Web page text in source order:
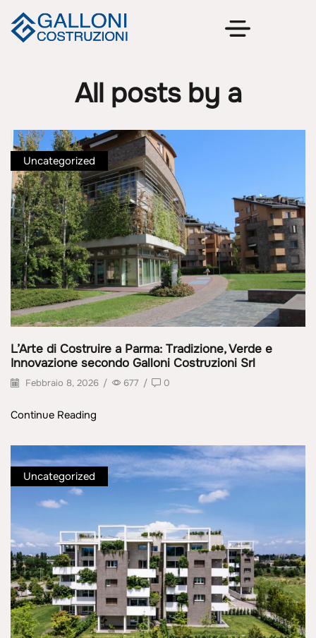
All posts by a
Uncategorized
L’Arte di Costruire a Parma: Tradizione, Verde e
Innovazione secondo Galloni Costruzioni Srl
Febbraio 8, 2026 / 677 / 0
Continue Reading
Uncategorized